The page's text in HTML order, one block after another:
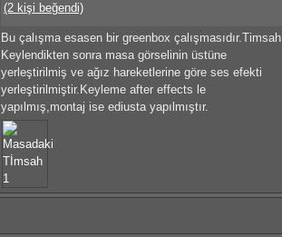
(2 kişi beğendi)
Bu çalışma esasen bir greenbox çalışmasıdır.Timsah
Keylendikten sonra masa görselinin üstüne
yerleştirilmiş ve ağız hareketlerine göre ses efekti
yerleştirilmiştir.Keyleme after effects le
yapılmış,montaj ise ediusta yapılmıştır.